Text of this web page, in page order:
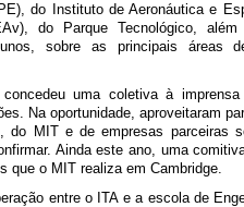
do Instituto de Aeronáutica e
do Parque Tecnológico,
sobre as principais áreas
uma coletiva à
Na oportunidade, aproveitaram
MIT e de empresas parceiras
Ainda este ano, uma
que o MIT realiza em Cambridge.
entre o ITA e a escola de